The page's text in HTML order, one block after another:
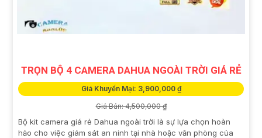
TRỌN BỘ 4 CAMERA DAHUA NGOÀI TRỜI GIÁ RẺ
Giá Khuyến Mại: 3,900,000 ₫
Giá Bán: 4,500,000 ₫
Bộ kit camera giá rẻ Dahua ngoài trời là sự lựa chọn hoàn
hảo cho việc giám sát an ninh tại nhà hoặc văn phòng của